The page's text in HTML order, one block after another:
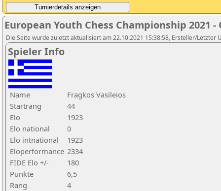
European Youth Chess Championship 2021 -
Die Seite wurde zuletzt aktualisiert am 22.10.2021 15:38:58, Ersteller/Letzter
Spieler Info
Name
Fragkos Vasileios
Startrang
44
Elo
1923
Elo national
0
Elo intnational
1923
Eloperformance 2334
FIDE Elo +/-
180
Punkte
6,5
Rang
4